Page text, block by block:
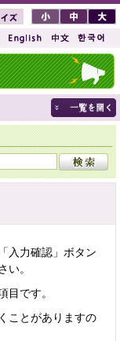
入力確認」ボタン
い。
目です。
ことがありますの